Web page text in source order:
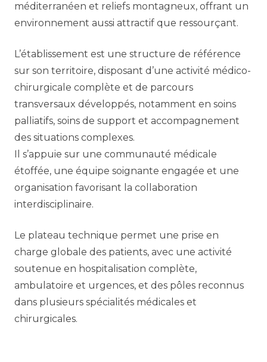
méditerranéen et reliefs montagneux, offrant un
environnement aussi attractif que ressourçant.
L’établissement est une structure de référence
sur son territoire, disposant d’une activité médico-
chirurgicale complète et de parcours
transversaux développés, notamment en soins
palliatifs, soins de support et accompagnement
des situations complexes.
Il s’appuie sur une communauté médicale
étoffée, une équipe soignante engagée et une
organisation favorisant la collaboration
interdisciplinaire.
Le plateau technique permet une prise en
charge globale des patients, avec une activité
soutenue en hospitalisation complète,
ambulatoire et urgences, et des pôles reconnus
dans plusieurs spécialités médicales et
chirurgicales.